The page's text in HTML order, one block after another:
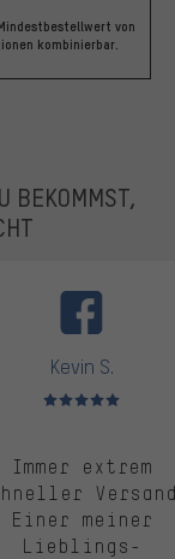
von
kombinierbar.
BEKOMMST,
Kevin S.
Bewertungen: 5 von 5
Immer extrem
Einer meiner
Lieblings-